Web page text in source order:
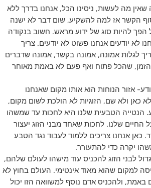
מה לעשות, ניסינו הכל, אנחנו בדרך ללא
הקשר אז למה להשקיע, שום דבר לא ישנה
הפך להיות סוג של ידוע מראש. חשוב בנקודה
לא יודעים אנחנו פשוט לא יודעים. צריך
לגלות אמונה, אמונה בקשר, אמונה שדברים
הזמן, שהכל פתוח ואף פעם לא באמת מאוחר
אזור הנוחות הוא אותו מקום שאנחנו
כאן ולא שם, הזוגיות לא הולכת לשום מקום,
הנטייה הטבעית שלנו היא לחכות עד שמשהו
החיים שלנו. לחכות שאחד מבני הזוג יעצור
כאן אנחנו צריכים ללמוד לעבוד נגד הטבע
יקרה כדי להתעורר.
לבני הזוג להכניס עוד מישהו לעולם שלהם,
למקום שהוא מאוד אינטימי. העולם בחוץ לא
באמת, ולהכניס אדם נוסף למשוואה הזו יכול